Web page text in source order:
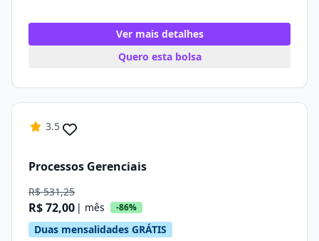
Ver mais detalhes
Quero esta bolsa
3.5
Processos Gerenciais
R$ 531,25
R$ 72,00 | mês -86%
Duas mensalidades GRÁTIS